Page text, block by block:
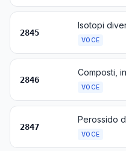
2845
VOCE
2846
VOCE
2847
VOCE